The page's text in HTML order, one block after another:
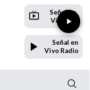
Señal en
Vivo TV
Señal en
Vivo Radio